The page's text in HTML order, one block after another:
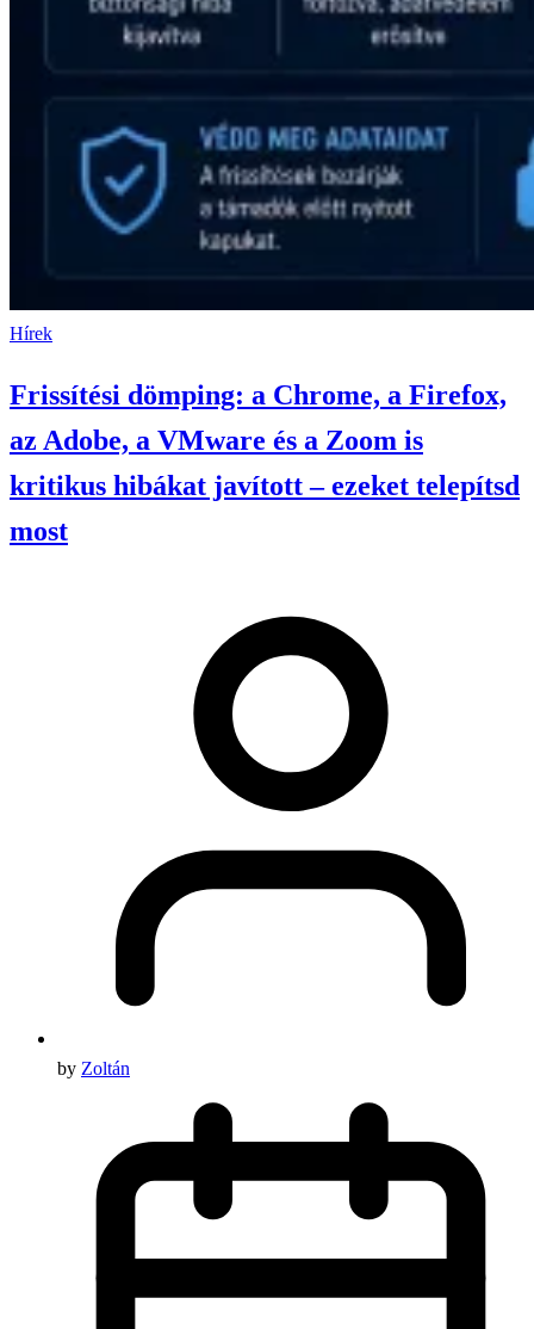
Hírek
Frissítési dömping: a Chrome, a Firefox,
az Adobe, a VMware és a Zoom is
kritikus hibákat javított – ezeket telepítsd
most
by Zoltán